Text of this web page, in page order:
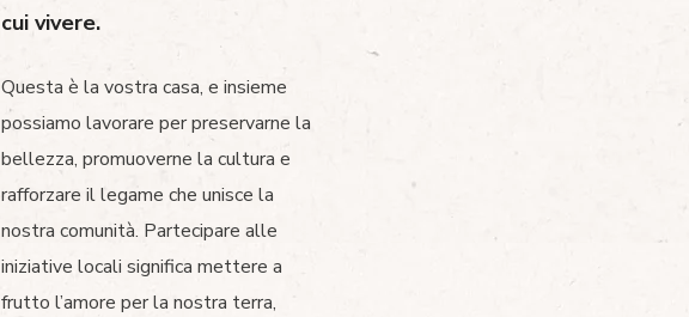
cui vivere.
Questa è la vostra casa, e insieme
possiamo lavorare per preservarne la
bellezza, promuoverne la cultura e
rafforzare il legame che unisce la
nostra comunità. Partecipare alle
iniziative locali significa mettere a
frutto l’amore per la nostra terra,